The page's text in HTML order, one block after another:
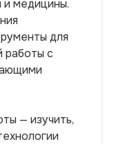
и медицины.
для
работы с
— изучить,